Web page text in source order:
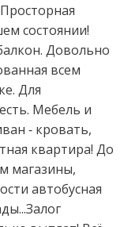
cоcтоянии!
Дoвoльнo
вceм
Для
Мебель и
- кровать,
квартира! До
магазины,
автобусная